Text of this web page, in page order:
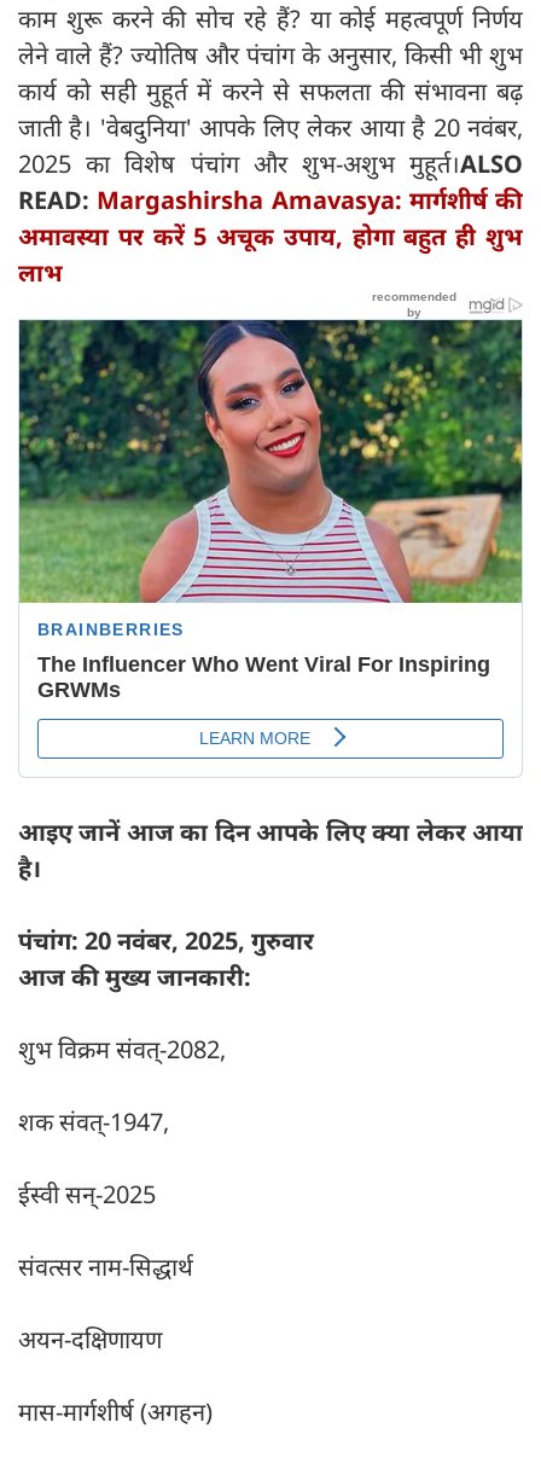
काम शुरू करने की सोच रहे हैं? या कोई महत्वपूर्ण निर्णय
लेने वाले हैं? ज्योतिष और पंचांग के अनुसार, किसी भी शुभ
कार्य को सही मुहूर्त में करने से सफलता की संभावना बढ़
जाती है। 'वेबदुनिया' आपके लिए लेकर आया है 20 नवंबर,
2025 का विशेष पंचांग और शुभ-अशुभ मुहूर्त।ALSO
READ: Margashirsha Amavasya: मार्गशीर्ष की
अमावस्या पर करें 5 अचूक उपाय, होगा बहुत ही शुभ
लाभ
आइए जानें आज का दिन आपके लिए क्या लेकर आया
है।
पंचांग: 20 नवंबर, 2025, गुरुवार
आज की मुख्य जानकारी:
शुभ विक्रम संवत्-2082,
शक संवत्-1947,
ईस्वी सन्-2025
संवत्सर नाम-सिद्धार्थ
अयन-दक्षिणायण
मास-मार्गशीर्ष (अगहन)